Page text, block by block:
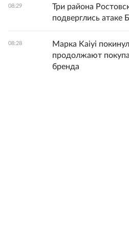
08:29
Три района
подверглись атаке
08:28
Марка Kaiyi
продолжают
бренда